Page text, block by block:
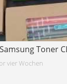
vier Wochen